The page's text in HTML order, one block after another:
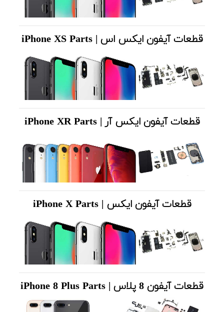
قطعات آیفون ایکس اس | iPhone XS Parts
قطعات آیفون ایکس آر | iPhone XR Parts
قطعات آیفون ایکس | iPhone X Parts
قطعات آیفون 8 پلاس | iPhone 8 Plus Parts